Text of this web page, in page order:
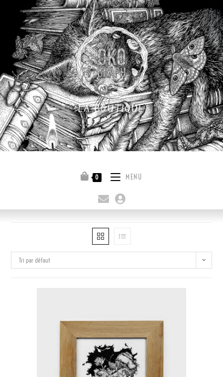
LA BOUTIQUE
Quitter la boutique
0 MENU
Tri par défaut